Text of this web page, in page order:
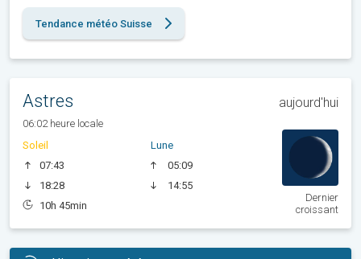
Tendance météo Suisse
Astres aujourd'hui
06:02 heure locale
Soleil
07:43
18:28
10h 45min
Lune
05:09
14:55
Dernier
croissant